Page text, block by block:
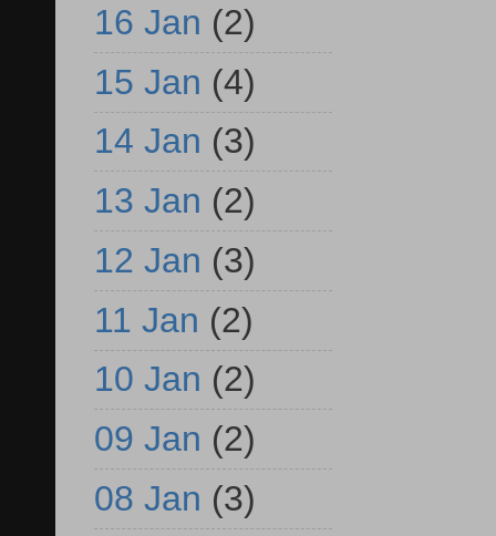
16 Jan (2)
15 Jan (4)
14 Jan (3)
13 Jan (2)
12 Jan (3)
11 Jan (2)
10 Jan (2)
09 Jan (2)
08 Jan (3)